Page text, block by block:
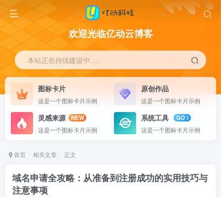
欢迎光临亿动云博客
本站正在持续建设中.....
图标卡片
这是一个图标卡片示例
原创作品
这是一个图标卡片示例
灵感来源
NEW
这是一个图标卡片示例
系统工具
GO
这是一个图标卡片示例
首页 相关文章 正文
域名申请全攻略：从准备到注册成功的实用技巧与
注意事项